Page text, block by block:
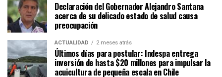
Declaración del Gobernador Alejandro Santana
acerca de su delicado estado de salud causa
preocupación
ACTUALIDAD 2 meses atrás
Últimos días para postular: Indespa entrega
inversión de hasta $20 millones para impulsar la
acuicultura de pequeña escala en Chile